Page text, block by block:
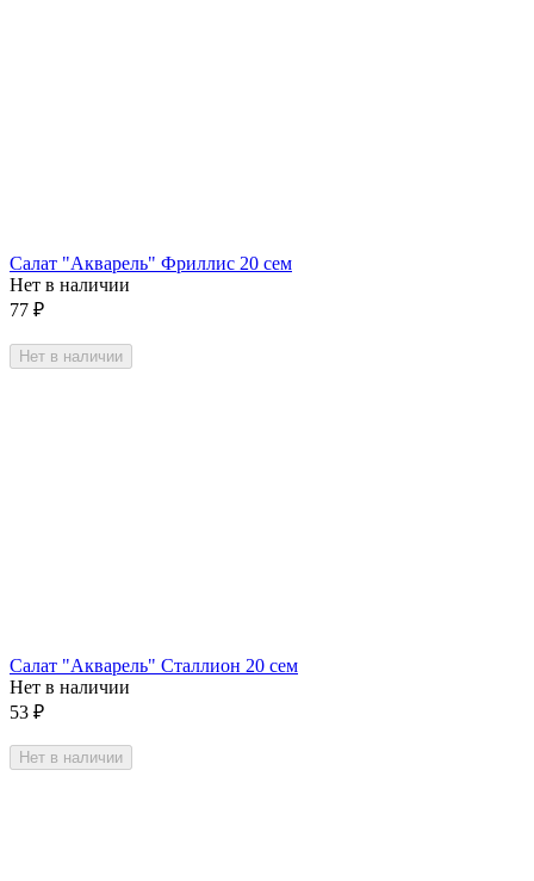
Салат "Акварель" Фриллис 20 сем
Нет в наличии
77 ₽
Нет в наличии
Салат "Акварель" Сталлион 20 сем
Нет в наличии
53 ₽
Нет в наличии